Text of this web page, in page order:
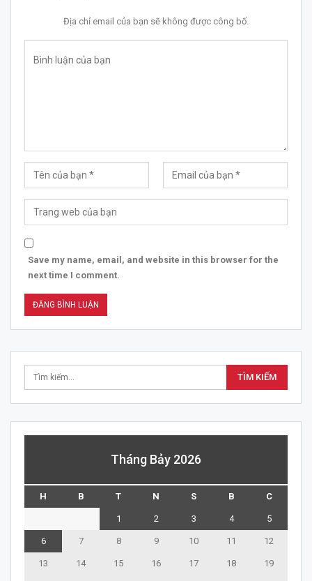
Địa chỉ email của bạn sẽ không được công bố.
Save my name, email, and website in this browser for the
next time I comment.
Tháng Bảy 2026
H B T N S B C
1 2 3 4 5
6 7 8 9 10 11 12
13 14 15 16 17 18 19